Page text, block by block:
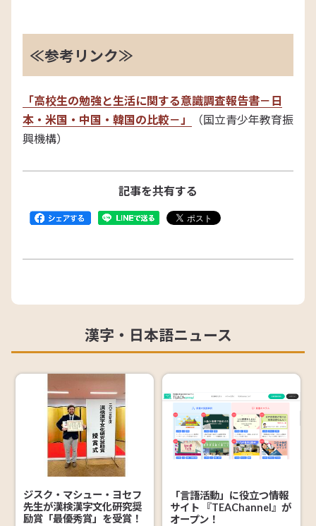
≪参考リンク≫
「高校生の勉強と生活に関する意識調査報告書－日
本・米国・中国・韓国の比較－」
（国立青少年教育振
興機構）
記事を共有する
漢字・日本語ニュース
ジスク・マシュー・ヨセフ
先生が漢検漢字文化研究奨
励賞「最優秀賞」を受賞！
「言語活動」に役立つ情報
サイト 『TEAChannel』が
オープン！